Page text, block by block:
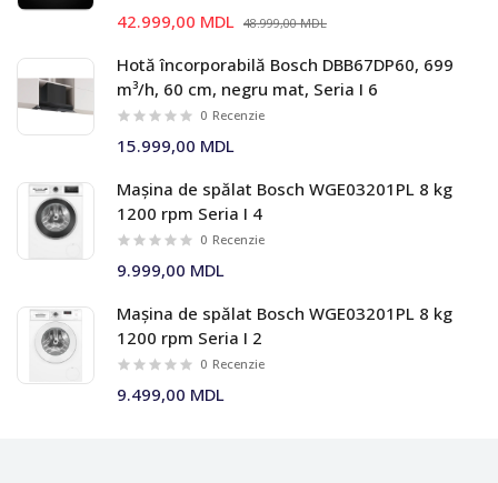
42.999,00 MDL 48.999,00 MDL
Hotă încorporabilă Bosch DBB67DP60, 699
m³/h, 60 cm, negru mat, Seria I 6
0 Recenzie
15.999,00 MDL
Mașina de spălat Bosch WGE03201PL 8 kg
1200 rpm Seria I 4
0 Recenzie
9.999,00 MDL
Mașina de spălat Bosch WGE03201PL 8 kg
1200 rpm Seria I 2
0 Recenzie
9.499,00 MDL